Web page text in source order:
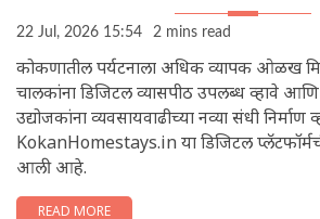
22 Jul, 2026 15:54 2 mins read
कोकणातील पर्यटनाला अधिक व्यापक ओळख
चालकांना डिजिटल व्यासपीठ उपलब्ध व्हावे आणि
उद्योजकांना व्यवसायवाढीच्या नव्या संधी निर्माण
KokanHomestays.in या डिजिटल
आली आहे.
READ MORE